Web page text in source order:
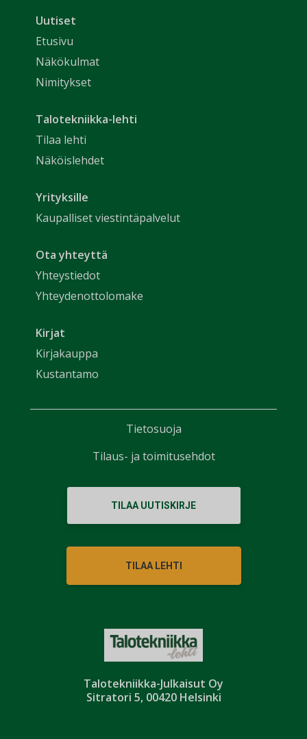
Talotekniikka-Julkaisut Oy
Sitratori 5, 00420 Helsinki
Uutiset
Etusivu
Näkökulmat
Nimitykset
Talotekniikka-lehti
Tilaa lehti
Näköislehdet
Yrityksille
Kaupalliset viestintäpalvelut
Ota yhteyttä
Yhteystiedot
Yhteydenottolomake
Kirjat
Kirjakauppa
Kustantamo
TILAA UUTISKIRJE
TILAA LEHTI
Tietosuoja
Tilaus- ja toimitusehdot